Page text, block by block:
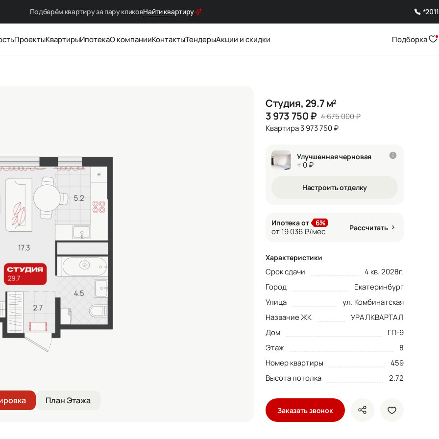
Подберём квартиру за пару кликовНайти квартиру *2011
ПроектыКвартирыИпотекаО компанииКонтактыТендерыАкции и скидки Подборка
План Этажа
Студия, 29.7 м²
3 973 750₽ 4 675 000₽
Квартира 3 973 750 ₽
Улучшенная черновая
+ 0 ₽
Настроить отделку
Ипотека от 6%
от 19 036 ₽/мес Рассчитать
Характеристики
Срок сдачи
4 кв. 2028г.
Город
Екатеринбург
Улица
ул. Комбинатская
Название ЖК
УРАЛКВАРТАЛ
Дом
ГП-9
Этаж
8
Номер квартиры
459
Высота потолка
2.72
Заказать звонок показать кнопки
добавить в